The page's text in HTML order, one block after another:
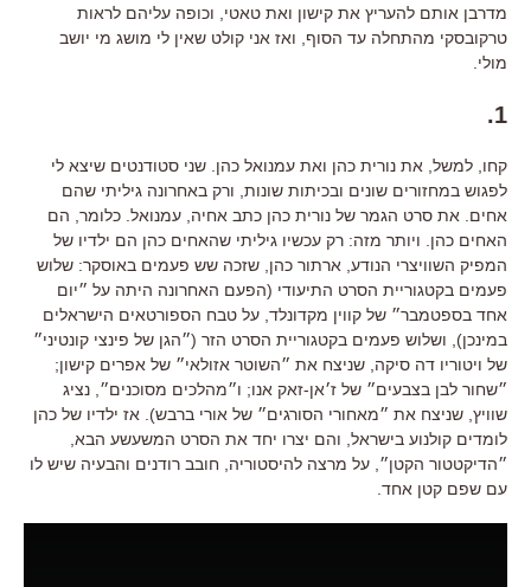
מדרבן אותם להעריץ את קישון ואת טאטי, וכופה עליהם לראות
טרקובסקי מהתחלה עד הסוף, ואז אני קולט שאין לי מושג מי יושב
מולי.
1.
קחו, למשל, את נורית כהן ואת עמנואל כהן. שני סטודנטים שיצא לי
לפגוש במחזורים שונים ובכיתות שונות, ורק באחרונה גיליתי שהם
אחים. את סרט הגמר של נורית כהן כתב אחיה, עמנואל. כלומר, הם
האחים כהן. ויותר מזה: רק עכשיו גיליתי שהאחים כהן הם ילדיו של
המפיק השוויצרי הנודע, ארתור כהן, שזכה שש פעמים באוסקר: שלוש
פעמים בקטגוריית הסרט התיעודי (הפעם האחרונה היתה על ״יום
אחד בספטמבר״ של קווין מקדונלד, על טבח הספורטאים הישראלים
במינכן), ושלוש פעמים בקטגוריית הסרט הזר (״הגן של פינצי קונטיני״
של ויטוריו דה סיקה, שניצח את ״השוטר אזולאי״ של אפרים קישון;
״שחור לבן בצבעים״ של ז׳אן-זאק אנו; ו״מהלכים מסוכנים״, נציג
שוויץ, שניצח את ״מאחורי הסורגים״ של אורי ברבש). אז ילדיו של כהן
לומדים קולנוע בישראל, והם יצרו יחד את הסרט המשעשע הבא,
״הדיקטטור הקטן״, על מרצה להיסטוריה, חובב רודנים והבעיה שיש לו
עם שפם קטן אחד.